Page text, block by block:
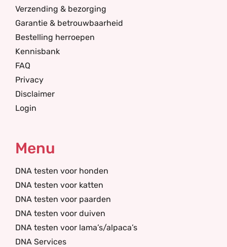
Verzending & bezorging
Garantie & betrouwbaarheid
Bestelling herroepen
Kennisbank
FAQ
Privacy
Disclaimer
Login
Menu
DNA testen voor honden
DNA testen voor katten
DNA testen voor paarden
DNA testen voor duiven
DNA testen voor lama’s/alpaca’s
DNA Services